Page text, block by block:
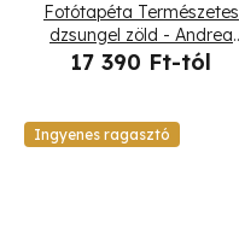
Fotótapéta Természetes
dzsungel zöld - Andrea
Haase
17 390 Ft-tól
Ingyenes ragasztó